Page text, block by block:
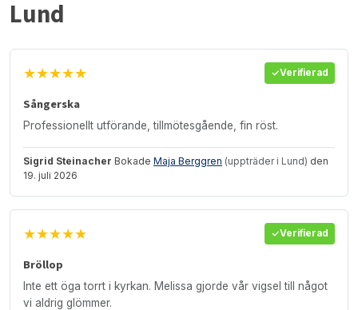
Lund
★★★★★ Verifierad
Sångerska
Professionellt utförande, tillmötesgående, fin röst.
Sigrid Steinacher Bokade Maja Berggren (uppträder i Lund) den
19. juli 2026
★★★★★ Verifierad
Bröllop
Inte ett öga torrt i kyrkan. Melissa gjorde vår vigsel till något
vi aldrig glömmer.